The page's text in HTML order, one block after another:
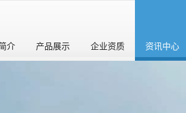
介 产品展示 企业资质 资讯中心